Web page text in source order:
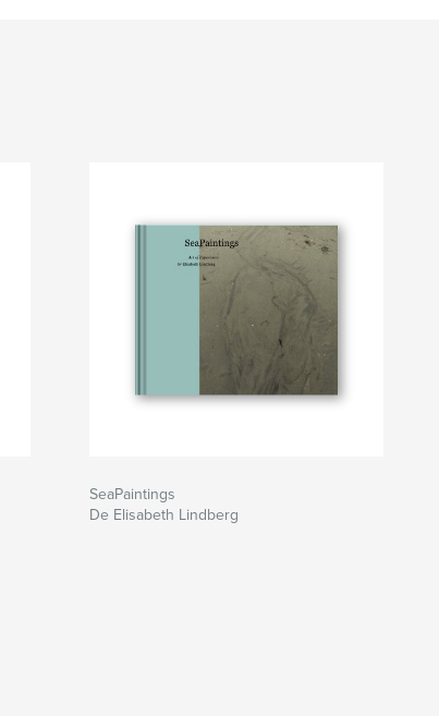
SeaPaintings
De Elisabeth Lindberg